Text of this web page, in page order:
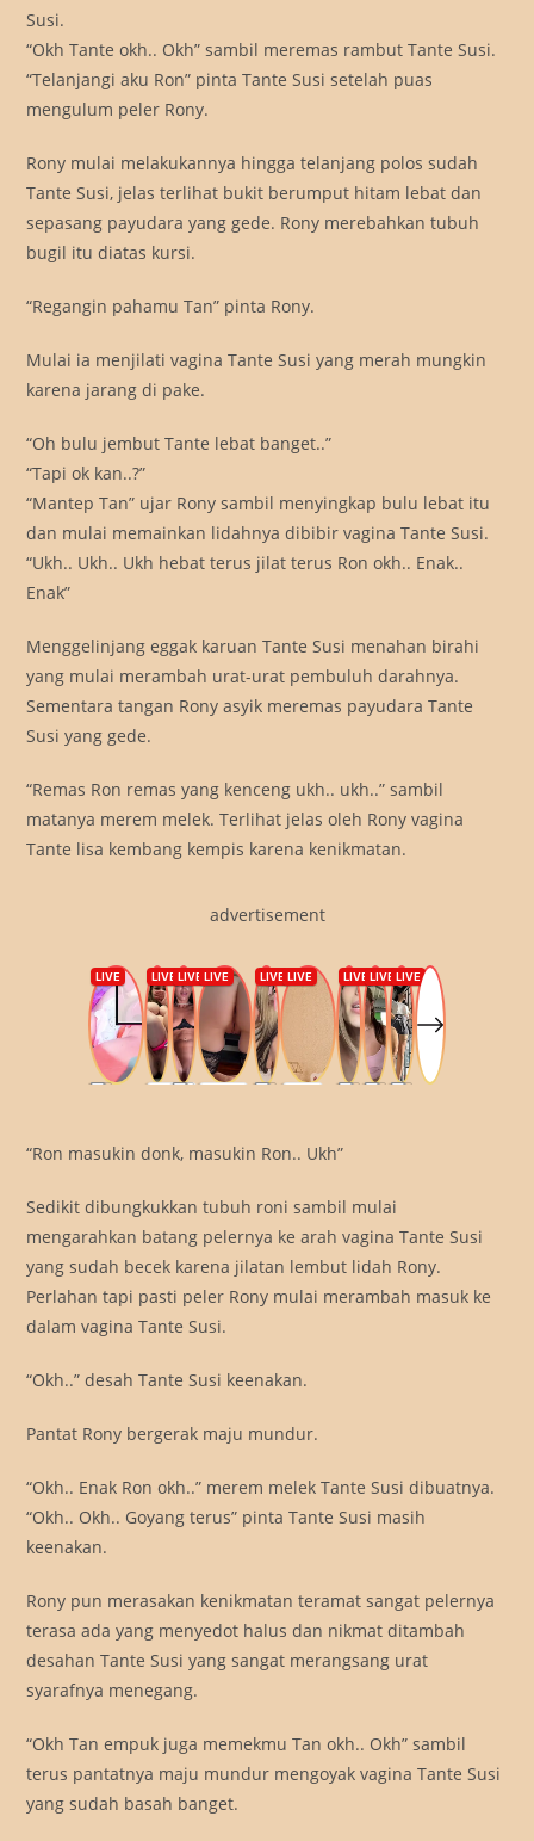
Susi.
“Okh Tante okh.. Okh” sambil meremas rambut Tante Susi.
“Telanjangi aku Ron” pinta Tante Susi setelah puas
mengulum peler Rony.
Rony mulai melakukannya hingga telanjang polos sudah
Tante Susi, jelas terlihat bukit berumput hitam lebat dan
sepasang payudara yang gede. Rony merebahkan tubuh
bugil itu diatas kursi.
“Regangin pahamu Tan” pinta Rony.
Mulai ia menjilati vagina Tante Susi yang merah mungkin
karena jarang di pake.
“Oh bulu jembut Tante lebat banget..”
“Tapi ok kan..?”
“Mantep Tan” ujar Rony sambil menyingkap bulu lebat itu
dan mulai memainkan lidahnya dibibir vagina Tante Susi.
“Ukh.. Ukh.. Ukh hebat terus jilat terus Ron okh.. Enak..
Enak”
Menggelinjang eggak karuan Tante Susi menahan birahi
yang mulai merambah urat-urat pembuluh darahnya.
Sementara tangan Rony asyik meremas payudara Tante
Susi yang gede.
“Remas Ron remas yang kenceng ukh.. ukh..” sambil
matanya merem melek. Terlihat jelas oleh Rony vagina
Tante lisa kembang kempis karena kenikmatan.
advertisement
“Ron masukin donk, masukin Ron.. Ukh”
Sedikit dibungkukkan tubuh roni sambil mulai
mengarahkan batang pelernya ke arah vagina Tante Susi
yang sudah becek karena jilatan lembut lidah Rony.
Perlahan tapi pasti peler Rony mulai merambah masuk ke
dalam vagina Tante Susi.
“Okh..” desah Tante Susi keenakan.
Pantat Rony bergerak maju mundur.
“Okh.. Enak Ron okh..” merem melek Tante Susi dibuatnya.
“Okh.. Okh.. Goyang terus” pinta Tante Susi masih
keenakan.
Rony pun merasakan kenikmatan teramat sangat pelernya
terasa ada yang menyedot halus dan nikmat ditambah
desahan Tante Susi yang sangat merangsang urat
syarafnya menegang.
“Okh Tan empuk juga memekmu Tan okh.. Okh” sambil
terus pantatnya maju mundur mengoyak vagina Tante Susi
yang sudah basah banget.